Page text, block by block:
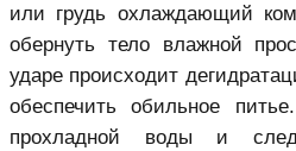
или грудь охлаждающий
обернуть тело влажной
ударе происходит
обеспечить обильное
прохладной воды и